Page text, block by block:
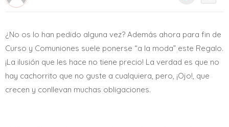
¿No os lo han pedido alguna vez? Además ahora para fin de
Curso y Comuniones suele ponerse “a la moda” este Regalo.
¡La ilusión que les hace no tiene precio! La verdad es que no
hay cachorrito que no guste a cualquiera, pero, ¡Ojo!, que
crecen y conllevan muchas obligaciones.